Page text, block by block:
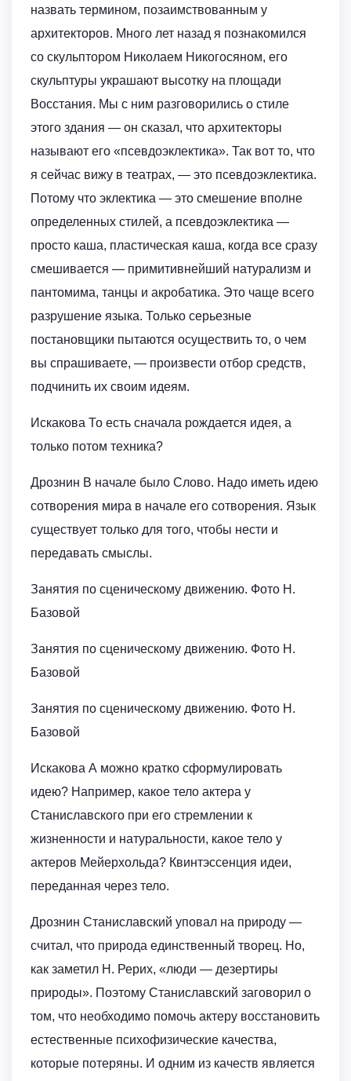
назвать термином, позаимствованным у
архитекторов. Много лет назад я познакомился
со скульптором Николаем Никогосяном, его
скульптуры украшают высотку на площади
Восстания. Мы с ним разговорились о стиле
этого здания — он сказал, что архитекторы
называют его «псевдоэклектика». Так вот то, что
я сейчас вижу в театрах, — это псевдоэклектика.
Потому что эклектика — это смешение вполне
определенных стилей, а псевдоэклектика —
просто каша, пластическая каша, когда все сразу
смешивается — примитивнейший натурализм и
пантомима, танцы и акробатика. Это чаще всего
разрушение языка. Только серьезные
постановщики пытаются осуществить то, о чем
вы спрашиваете, — произвести отбор средств,
подчинить их своим идеям.
Искакова То есть сначала рождается идея, а
только потом техника?
Дрознин В начале было Слово. Надо иметь идею
сотворения мира в начале его сотворения. Язык
существует только для того, чтобы нести и
передавать смыслы.
Занятия по сценическому движению. Фото Н.
Базовой
Занятия по сценическому движению. Фото Н.
Базовой
Занятия по сценическому движению. Фото Н.
Базовой
Искакова А можно кратко сформулировать
идею? Например, какое тело актера у
Станиславского при его стремлении к
жизненности и натуральности, какое тело у
актеров Мейерхольда? Квинтэссенция идеи,
переданная через тело.
Дрознин Станиславский уповал на природу —
считал, что природа единственный творец. Но,
как заметил Н. Рерих, «люди — дезертиры
природы». Поэтому Станиславский заговорил о
том, что необходимо помочь актеру восстановить
естественные психофизические качества,
которые потеряны. И одним из качеств является